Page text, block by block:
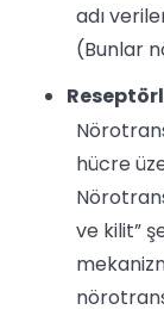
adı
(Bunlar
hücre
ve kilit”